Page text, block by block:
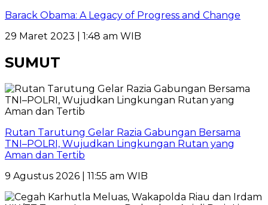
Barack Obama: A Legacy of Progress and Change
29 Maret 2023 | 1:48 am WIB
SUMUT
Rutan Tarutung Gelar Razia Gabungan Bersama
TNI–POLRI, Wujudkan Lingkungan Rutan yang
Aman dan Tertib
9 Agustus 2026 | 11:55 am WIB